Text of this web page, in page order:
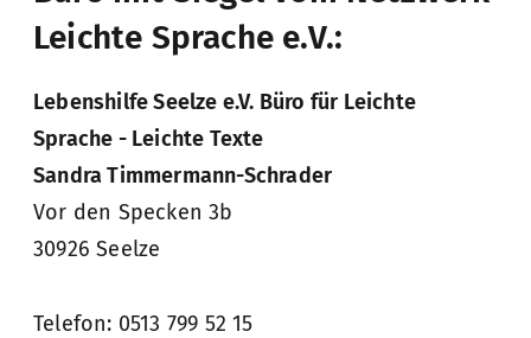
Leichte Sprache e.V.:
Lebenshilfe Seelze e.V. Büro für Leichte
Sprache - Leichte Texte
Sandra Timmermann-Schrader
Vor den Specken 3b
30926 Seelze
Telefon: 0513 799 52 15